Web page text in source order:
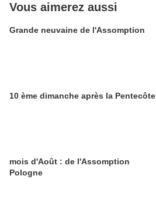
Vous aimerez aussi
Grande neuvaine de l'Assomption
10 ème dimanche après la Pentecôte
mois d'Août : de l'Assomption
Pologne